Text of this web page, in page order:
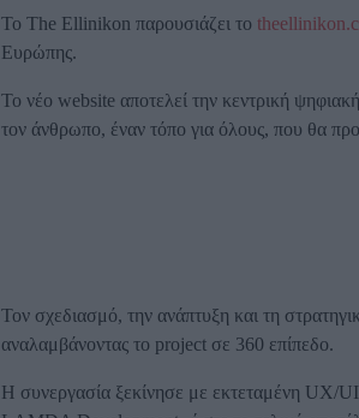
Το Τhe Ellinikon παρουσιάζει το
Ευρώπης.
Το νέο website αποτελεί την κεντρική
τον άνθρωπο, έναν τόπο για όλους, που θα
Τον σχεδιασμό, την ανάπτυξη και τη
αναλαμβάνοντας το project σε 360 επίπεδο.
Η συνεργασία ξεκίνησε με εκτεταμένη UX/